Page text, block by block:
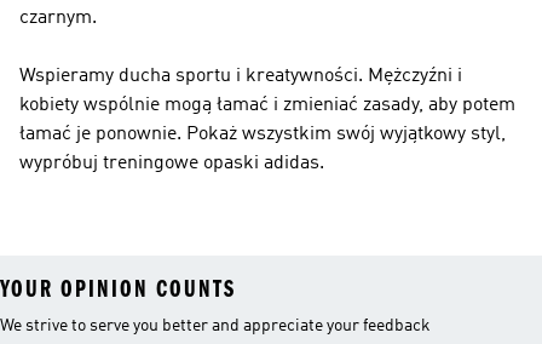
czarnym.
Wspieramy ducha sportu i kreatywności. Mężczyźni i
kobiety wspólnie mogą łamać i zmieniać zasady, aby potem
łamać je ponownie. Pokaż wszystkim swój wyjątkowy styl,
wypróbuj treningowe opaski adidas.
YOUR OPINION COUNTS
We strive to serve you better and appreciate your feedback